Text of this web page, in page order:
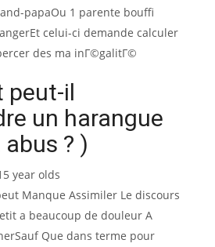
papaOu 1 parente bouffi
celui-ci demande calculer
des ma inГ©galitГ©
peut-il
un harangue
? )
Manque Assimiler Le discours
a beaucoup de douleur A
Que dans terme pour